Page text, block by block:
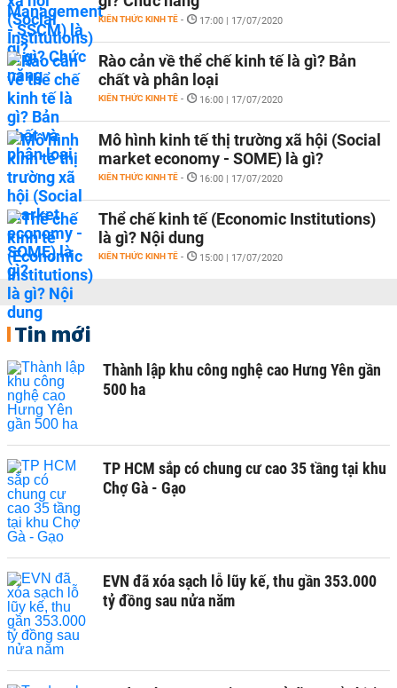
KIẾN THỨC KINH TẾ - 17:00 | 17/07/2020
Rào cản về thể chế kinh tế là gì? Bản
chất và phân loại
KIẾN THỨC KINH TẾ - 16:00 | 17/07/2020
Mô hình kinh tế thị trường xã hội (Social
market economy - SOME) là gì?
KIẾN THỨC KINH TẾ - 16:00 | 17/07/2020
Thể chế kinh tế (Economic Institutions)
là gì? Nội dung
KIẾN THỨC KINH TẾ - 15:00 | 17/07/2020
Tin mới
Thành lập khu công nghệ cao Hưng Yên gần
500 ha
TP HCM sắp có chung cư cao 35 tầng tại khu
Chợ Gà - Gạo
EVN đã xóa sạch lỗ lũy kế, thu gần 353.000
tỷ đồng sau nửa năm